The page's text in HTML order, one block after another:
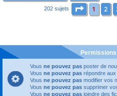
202 sujets Page sur
1 2
Vous ne pouvez pas poster de
Vous ne pouvez pas répondre aux
Vous ne pouvez pas modifier vos
Vous ne pouvez pas supprimer
Vous ne pouvez pas joindre des